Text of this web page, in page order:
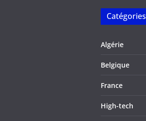
Catégories
Algérie
Belgique
France
High-tech